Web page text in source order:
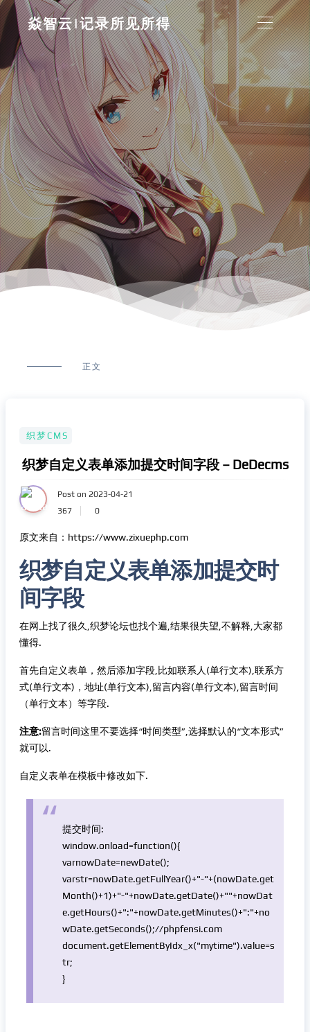
焱智云|记录所见所得
正文
织梦CMS
织梦自定义表单添加提交时间字段 – DeDecms
Post on 2023-04-21
367
0
原文来自：https://www.zixuephp.com
织梦自定义表单添加提交时
间字段
在网上找了很久,织梦论坛也找个遍,结果很失望,不解释,大家都
懂得.
首先自定义表单，然后添加字段,比如联系人(单行文本),联系方
式(单行文本)，地址(单行文本),留言内容(单行文本),留言时间
（单行文本）等字段.
注意:留言时间这里不要选择“时间类型”,选择默认的“文本形式”
就可以.
自定义表单在模板中修改如下.
提交时间:
window.onload=function(){
varnowDate=newDate();
varstr=nowDate.getFullYear()+"-"+(nowDate.get
Month()+1)+"-"+nowDate.getDate()+""+nowDat
e.getHours()+":"+nowDate.getMinutes()+":"+no
wDate.getSeconds();//phpfensi.com
document.getElementByIdx_x("mytime").value=s
tr;
}